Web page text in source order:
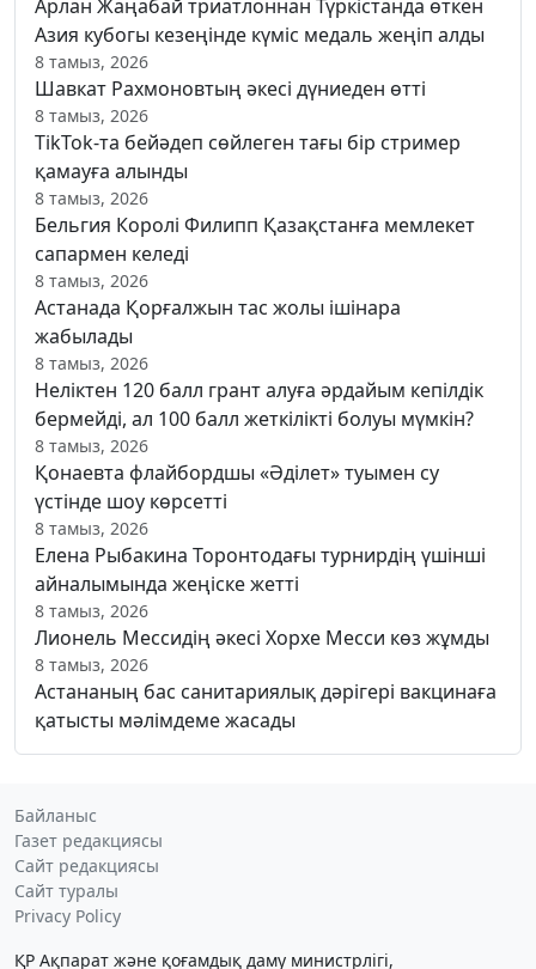
Арлан Жаңабай триатлоннан Түркістанда өткен
Азия кубогы кезеңінде күміс медаль жеңіп алды
8 тамыз, 2026
Шавкат Рахмоновтың әкесі дүниеден өтті
8 тамыз, 2026
TikTok-та бейәдеп сөйлеген тағы бір стример
қамауға алынды
8 тамыз, 2026
Бельгия Королі Филипп Қазақстанға мемлекет
сапармен келеді
8 тамыз, 2026
Астанада Қорғалжын тас жолы ішінара
жабылады
8 тамыз, 2026
Неліктен 120 балл грант алуға әрдайым кепілдік
бермейді, ал 100 балл жеткілікті болуы мүмкін?
8 тамыз, 2026
Қонаевта флайбордшы «Әділет» туымен су
үстінде шоу көрсетті
8 тамыз, 2026
Елена Рыбакина Торонтодағы турнирдің үшінші
айналымында жеңіске жетті
8 тамыз, 2026
Лионель Мессидің әкесі Хорхе Месси көз жұмды
8 тамыз, 2026
Астананың бас санитариялық дәрігері вакцинаға
қатысты мәлімдеме жасады
Байланыс
Газет редакциясы
Сайт редакциясы
Сайт туралы
Privacy Policy
ҚР Ақпарат және қоғамдық даму министрлігі,